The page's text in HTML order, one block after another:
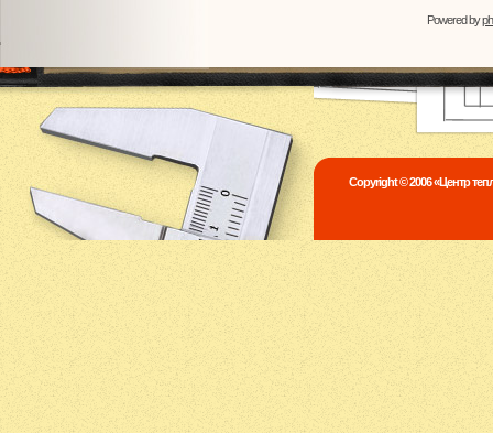
Powered by
Copyright © 2006 «Центр